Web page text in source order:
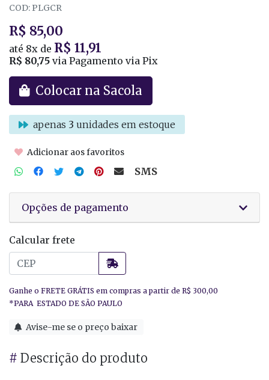
COD: PLGCR
R$ 85,00
até 8x de R$ 11,91
R$ 80,75 via Pagamento via Pix
Colocar na Sacola
apenas 3 unidades em estoque
Adicionar aos favoritos
SMS
Opções de pagamento
Calcular frete
Avise-me se o preço baixar
# Descrição do produto